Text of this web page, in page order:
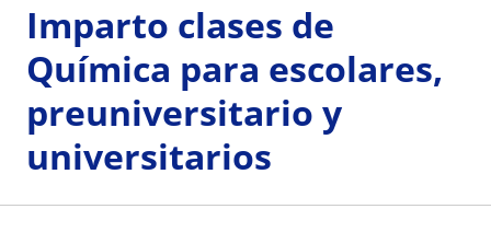
Imparto clases de
Química para escolares,
preuniversitario y
universitarios